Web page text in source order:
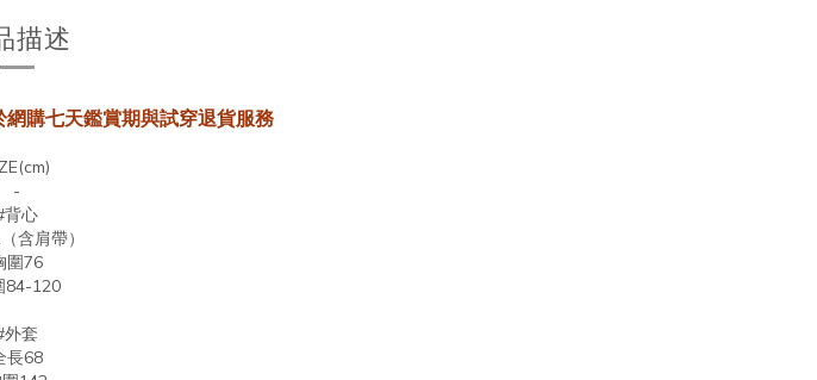
描述
購七天鑑賞期與試穿退貨服務
-
背心
含肩帶）
圍76
84-120
外套
長68